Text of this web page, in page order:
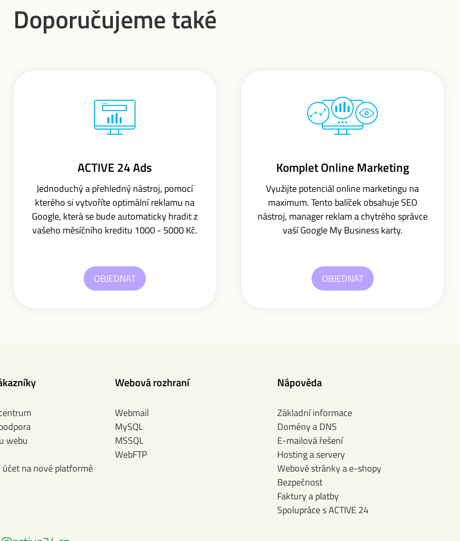
Doporučujeme také
ACTIVE 24 Ads
Jednoduchý a přehledný nástroj, pomocí
kterého si vytvoříte optimální reklamu na
Google, která se bude automaticky hradit z
vašeho měsíčního kreditu 1000 - 5000 Kč.
OBJEDNAT
Komplet Online Marketing
Využijte potenciál online marketingu na
maximum. Tento balíček obsahuje SEO
nástroj, manager reklam a chytrého správce
vaší Google My Business karty.
OBJEDNAT
webu
na nové platformě
Webová rozhraní
Webmail
MySQL
MSSQL
WebFTP
Nápověda
Základní informace
Domény a DNS
E-mailová řešení
Hosting a servery
Webové stránky a e-shopy
Bezpečnost
Faktury a platby
Spolupráce s ACTIVE 24